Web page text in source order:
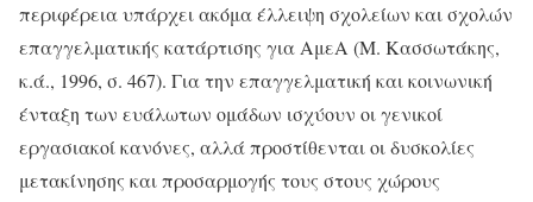
περιφέρεια υπάρχει ακόμα έλλειψη σχολείων και σχολών
επαγγελματικής κατάρτισης για ΑμεΑ (Μ. Κασσωτάκης,
κ.ά., 1996, σ. 467). Για την επαγγελματική και κοινωνική
ένταξη των ευάλωτων ομάδων ισχύουν οι γενικοί
εργασιακοί κανόνες, αλλά προστίθενται οι δυσκολίες
μετακίνησης και προσαρμογής τους στους χώρους